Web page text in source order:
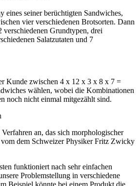
eines seiner berüchtigten Sandwiches,
vier verschiedenen Brotsorten. Dann
Grundtypen, drei
Salatzutaten und 7
Kunde zwischen 4 x 12 x 3 x 8 x 7 =
wählen, wobei die Kombinationen
noch nicht einmal mitgezählt sind.
an, das sich morphologischer
dem Schweizer Physiker Fritz Zwicky
funktioniert nach sehr einfachen
Problemstellung in verschiedene